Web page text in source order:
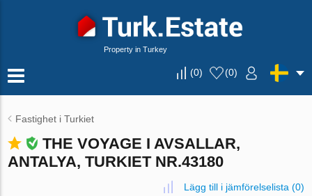
Property in Turkey
(0) (0)
Fastighet i Turkiet
THE VOYAGE I AVSALLAR,
ANTALYA, TURKIET NR.43180
Lägg till i jämförelselista (0)